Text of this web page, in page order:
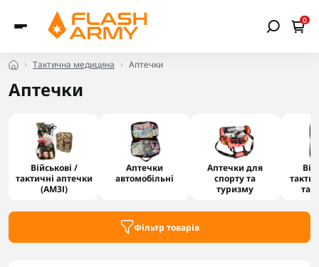
0
Тактична медицина Аптечки
Аптечки
Військові /
тактичні аптечки
(AMЗІ)
Аптечки
автомобільні
Аптечки для
спорту та
туризму
та
Фільтр товарів